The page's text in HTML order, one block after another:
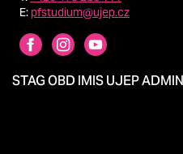
E:pfstudium@ujep.cz
STAGOBDIMISUJEPADMIN